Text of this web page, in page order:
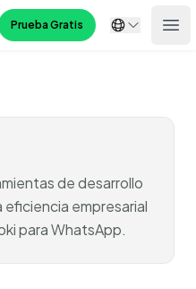
Prueba Gratis
de desarrollo
eficiencia empresarial
para WhatsApp.